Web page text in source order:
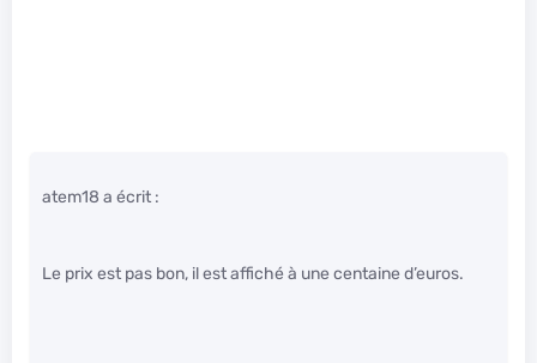
atem18 a écrit :
Le prix est pas bon, il est affiché à une centaine d’euros.